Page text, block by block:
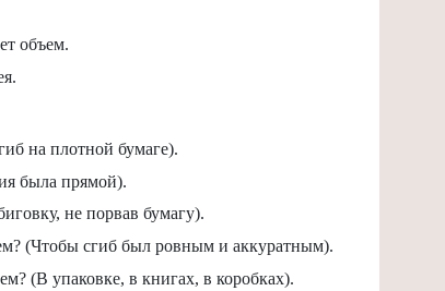
объем.
на плотной бумаге).
была прямой).
не порвав бумагу).
(Чтобы сгиб был ровным и аккуратным).
(В упаковке, в книгах, в коробках).